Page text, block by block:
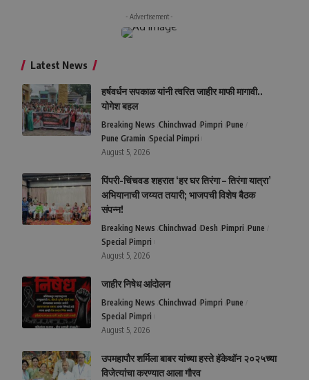
- Advertisement -
Latest News
हर्षवर्धन सपकाळ यांनी त्वरित जाहीर माफी मागावी..
योगेश बहल
Breaking News Chinchwad Pimpri Pune
Pune Gramin Special Pimpri
August 5, 2026
पिंपरी-चिंचवड शहरात ‘हर घर तिरंगा – तिरंगा यात्रा’
अभियानाची जय्यत तयारी; भाजपची विशेष बैठक
संपन्न!
Breaking News Chinchwad Desh Pimpri Pune
Special Pimpri
August 5, 2026
जाहीर निषेध आंदोलन
Breaking News Chinchwad Pimpri Pune
Special Pimpri
August 5, 2026
उपमहापौर शर्मिला बाबर यांच्या हस्ते हॅकेथॉन २०२५च्या
विजेत्यांचा करण्यात आला गौरव